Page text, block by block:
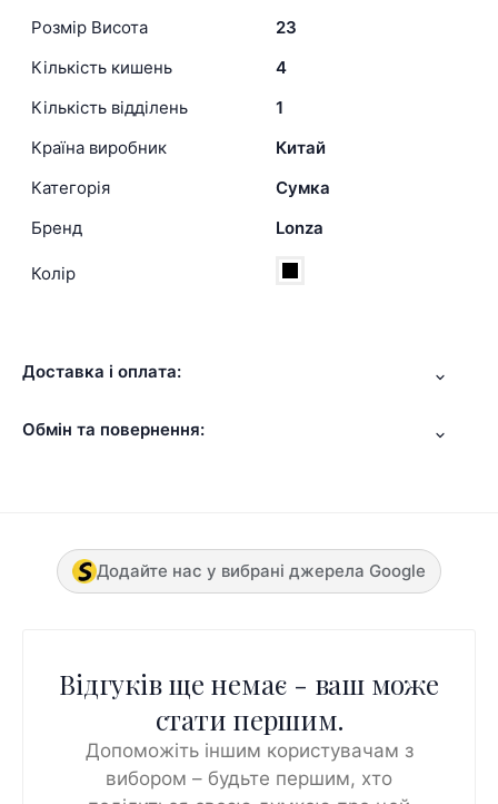
Розмір Висота
23
Кількість кишень
4
Кількість відділень
1
Країна виробник
Китай
Категорія
Сумка
Бренд
Lonza
Колір
Доставка і оплата:
Обмін та повернення:
Додайте нас у вибрані джерела Google
Відгуків ще немає - ваш може
стати першим.
Допоможіть іншим користувачам з
вибором – будьте першим, хто